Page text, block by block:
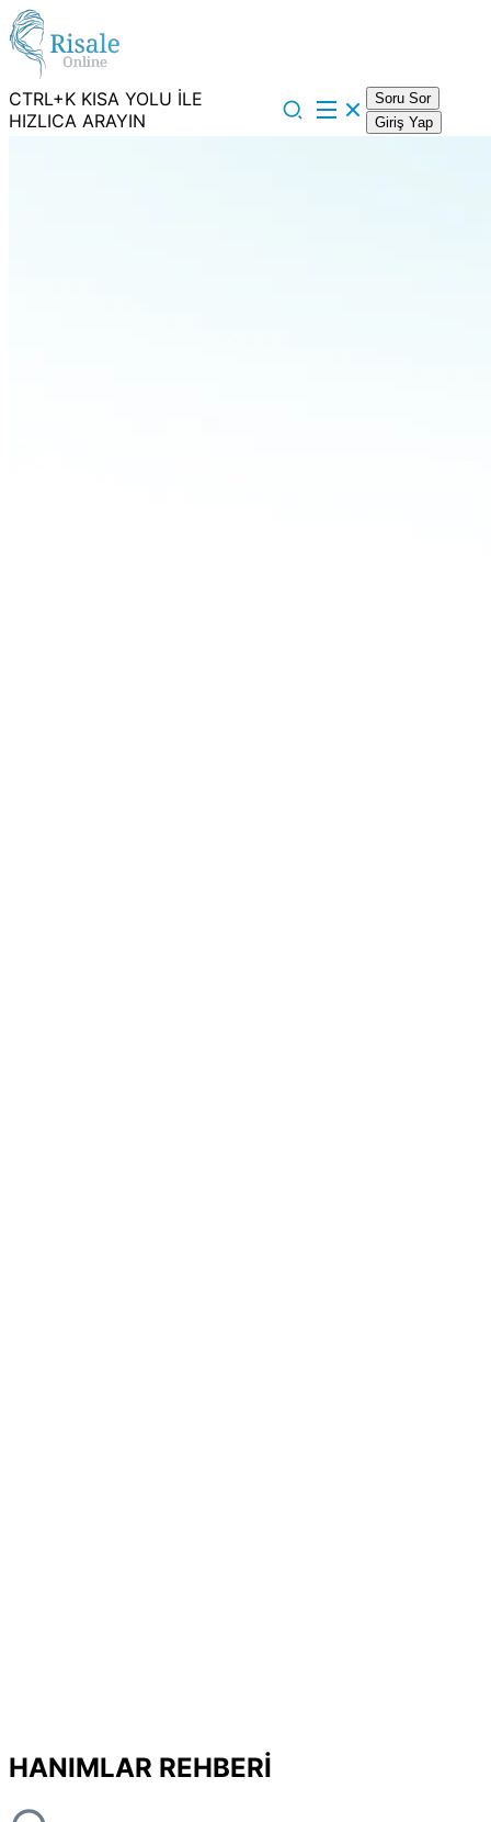
CTRL+K KISA YOLU İLE
HIZLICA ARAYIN
Soru Sor
Giriş Yap
HANIMLAR REHBERİ